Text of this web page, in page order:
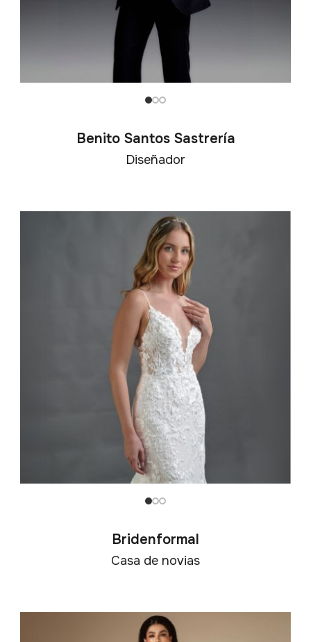
Benito Santos Sastrería
Diseñador
Bridenformal
Casa de novias